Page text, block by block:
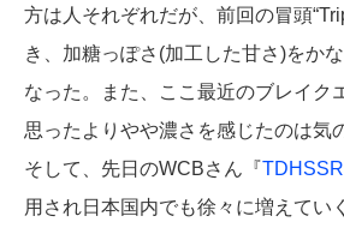
方は人それぞれだが、前回の冒頭
き、加糖っぽさ(加工した甘さ)をか
なった。また、ここ最近のブレイク
思ったよりやや濃さを感じたのは気
そして、先日のWCBさん『
用され日本国内でも徐々に増えてい